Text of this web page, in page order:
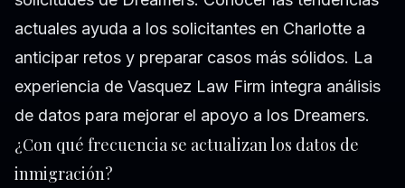
actuales ayuda a los solicitantes en Charlotte a
anticipar retos y preparar casos más sólidos. La
experiencia de Vasquez Law Firm integra análisis
de datos para mejorar el apoyo a los Dreamers.
¿Con qué frecuencia se actualizan los datos de
inmigración?